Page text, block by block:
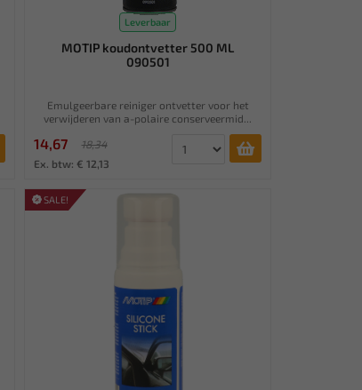
Leverbaar
MOTIP koudontvetter 500 ML
090501
Emulgeerbare reiniger ontvetter voor het
verwijderen van a-polaire conserveermid...
14,67
18,34
Ex. btw: € 12,13
SALE!